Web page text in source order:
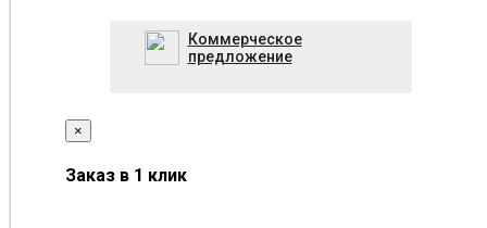
Коммерческое
предложение
×
Заказ в 1 клик